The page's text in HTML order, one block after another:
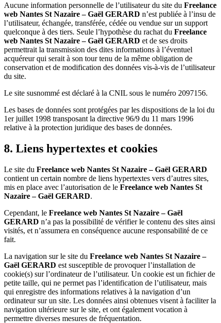
Aucune information personnelle de l’utilisateur du site du Freelance
web Nantes St Nazaire – Gaël GERARD n’est publiée à l’insu de
l’utilisateur, échangée, transférée, cédée ou vendue sur un support
quelconque à des tiers. Seule l’hypothèse du rachat du Freelance
web Nantes St Nazaire – Gaël GERARD et de ses droits
permettrait la transmission des dites informations à l’éventuel
acquéreur qui serait à son tour tenu de la même obligation de
conservation et de modification des données vis-à-vis de l’utilisateur
du site.
Le site susnommé est déclaré à la CNIL sous le numéro 2097156.
Les bases de données sont protégées par les dispositions de la loi du
1er juillet 1998 transposant la directive 96/9 du 11 mars 1996
relative à la protection juridique des bases de données.
8. Liens hypertextes et cookies
Le site du Freelance web Nantes St Nazaire – Gaël GERARD
contient un certain nombre de liens hypertextes vers d’autres sites,
mis en place avec l’autorisation de le Freelance web Nantes St
Nazaire – Gaël GERARD.
Cependant, le Freelance web Nantes St Nazaire – Gaël
GERARD n’a pas la possibilité de vérifier le contenu des sites ainsi
visités, et n’assumera en conséquence aucune responsabilité de ce
fait.
La navigation sur le site du Freelance web Nantes St Nazaire –
Gaël GERARD est susceptible de provoquer l’installation de
cookie(s) sur l’ordinateur de l’utilisateur. Un cookie est un fichier de
petite taille, qui ne permet pas l’identification de l’utilisateur, mais
qui enregistre des informations relatives à la navigation d’un
ordinateur sur un site. Les données ainsi obtenues visent à faciliter la
navigation ultérieure sur le site, et ont également vocation à
permettre diverses mesures de fréquentation.